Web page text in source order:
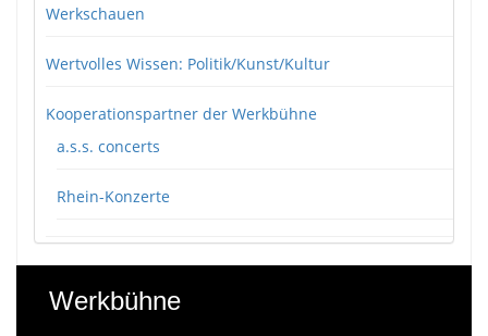
Werkschauen
Wertvolles Wissen: Politik/Kunst/Kultur
Kooperationspartner der Werkbühne
a.s.s. concerts
Rhein-Konzerte
Werkbühne